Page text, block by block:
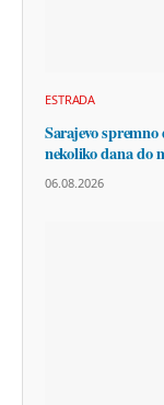
ESTRADA
Sarajevo
nekoliko dana do
06.08.2026